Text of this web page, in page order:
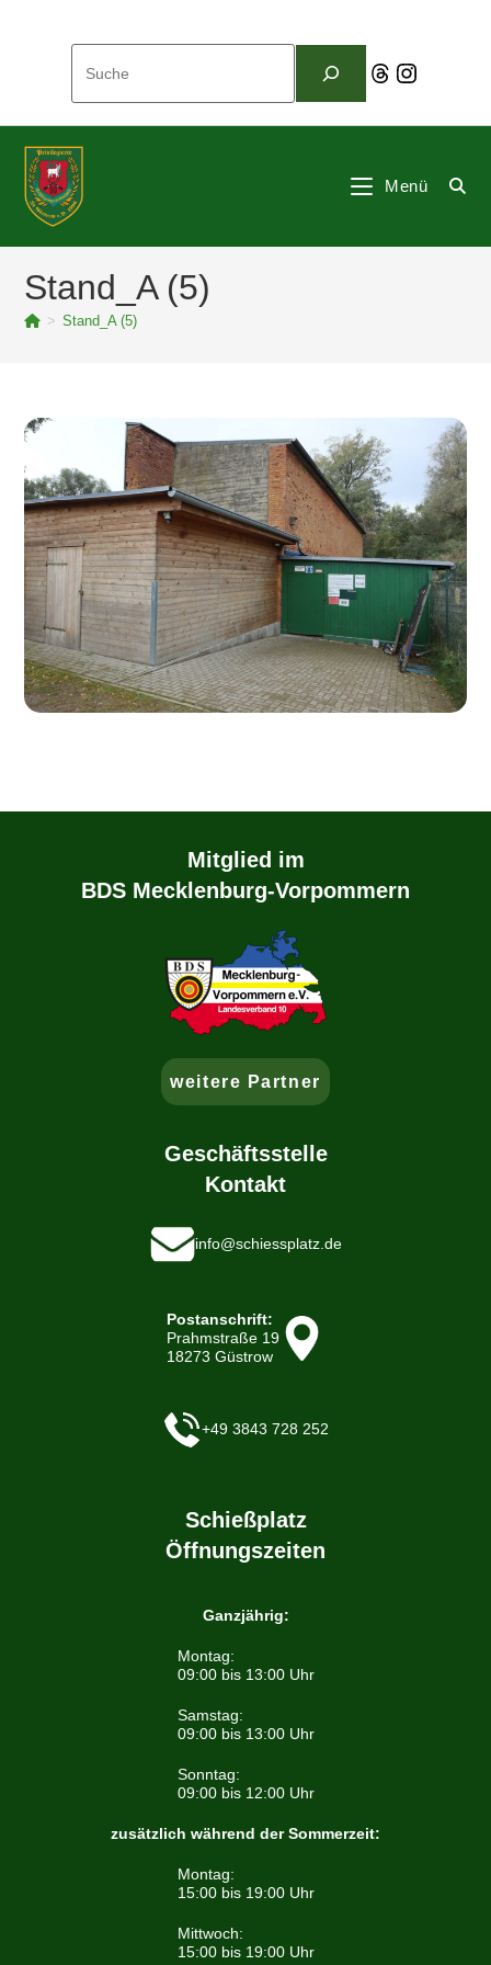
ThreadsInstagram
Menü
Stand_A (5)
> Stand_A (5)
Mitglied im
BDS Mecklenburg-Vorpommern
weitere Partner
Geschäftsstelle
Kontakt
info@schiessplatz.de
Postanschrift:
Prahmstraße 19
18273 Güstrow
+49 3843 728 252
Schießplatz
Öffnungszeiten
Ganzjährig:
Montag:
09:00 bis 13:00 Uhr
Samstag:
09:00 bis 13:00 Uhr
Sonntag:
09:00 bis 12:00 Uhr
zusätzlich während der Sommerzeit:
Montag:
15:00 bis 19:00 Uhr
Mittwoch:
15:00 bis 19:00 Uhr